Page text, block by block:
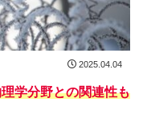
2025.04.04
学分野との関連性も